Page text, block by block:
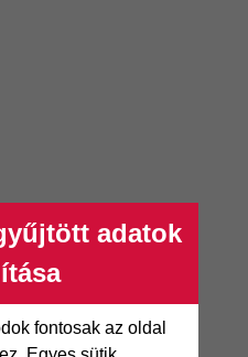
adatok
fontosak az oldal